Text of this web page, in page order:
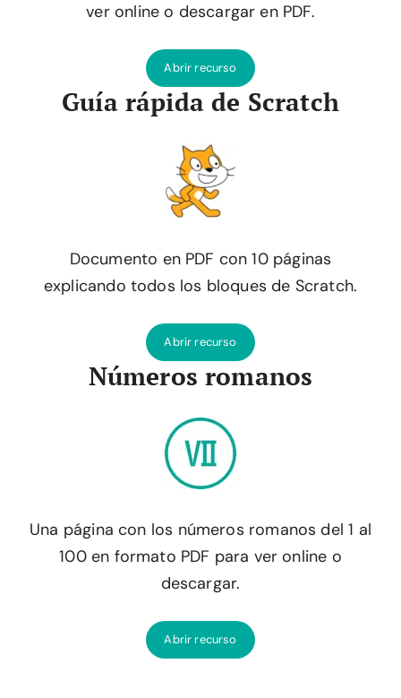
ver online o descargar en PDF.
Abrir recurso
Guía rápida de Scratch
Documento en PDF con 10 páginas
explicando todos los bloques de Scratch.
Abrir recurso
Números romanos
Una página con los números romanos del 1 al
100 en formato PDF para ver online o
descargar.
Abrir recurso